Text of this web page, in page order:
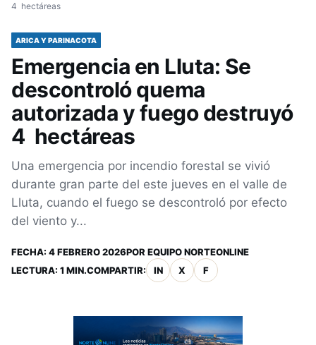
4 hectáreas
ARICA Y PARINACOTA
Emergencia en Lluta: Se
descontroló quema
autorizada y fuego destruyó
4 hectáreas
Una emergencia por incendio forestal se vivió
durante gran parte del este jueves en el valle de
Lluta, cuando el fuego se descontroló por efecto
del viento y...
FECHA: 4 FEBRERO 2026POR EQUIPO NORTEONLINE
LECTURA: 1 MIN.COMPARTIR: IN X F